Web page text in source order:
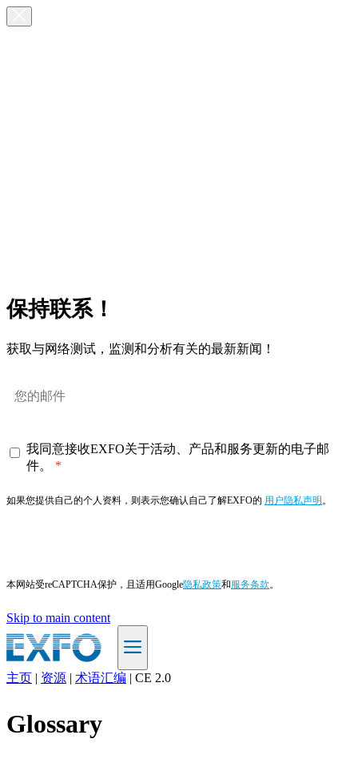
保持联系！
获取与网络测试，监测和分析有关的最新新闻！
我同意接收EXFO关于活动、产品和服务更新的电子邮
件。
如果您提供自己的个人资料，则表示您确认自己了解EXFO的 用户隐私声明 。
本网站受reCAPTCHA保护，且适用Google隐私政策和服务条款。
Skip to main content
产
主页 | 资源 | 术语汇编 | CE 2.0
Glossary